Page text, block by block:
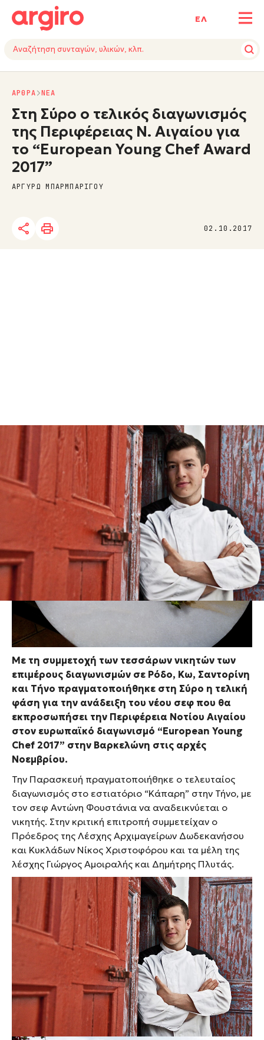
ΕΛ
02.10.2017
ΑΡΘΡΑ NΕΑ
Στη Σύρο ο τελικός διαγωνισμός
της Περιφέρειας Ν. Αιγαίου για
το “European Young Chef Award
2017”
ΑΡΓΥΡΩ ΜΠΑΡΜΠΑΡΙΓΟΥ
EUROPEAN YOUNG CHEF AWARD 2017
Με τη συμμετοχή των τεσσάρων νικητών των
επιμέρους διαγωνισμών σε Ρόδο, Κω, Σαντορίνη
και Τήνο πραγματοποιήθηκε στη Σύρο η τελική
φάση για την ανάδειξη του νέου σεφ που θα
εκπροσωπήσει την Περιφέρεια Νοτίου Αιγαίου
στον ευρωπαϊκό διαγωνισμό “European Young
Chef 2017” στην Βαρκελώνη στις αρχές
Νοεμβρίου.
Την Παρασκευή πραγματοποιήθηκε ο τελευταίος
διαγωνισμός στο εστιατόριο “Κάπαρη” στην Τήνο, με
τον σεφ Αντώνη Φουστάνια να αναδεικνύεται ο
νικητής. Στην κριτική επιτροπή συμμετείχαν ο
Πρόεδρος της Λέσχης Αρχιμαγείρων Δωδεκανήσου
και Κυκλάδων Νίκος Χριστοφόρου και τα μέλη της
λέσχης Γιώργος Αμοιραλής και Δημήτρης Πλυτάς.